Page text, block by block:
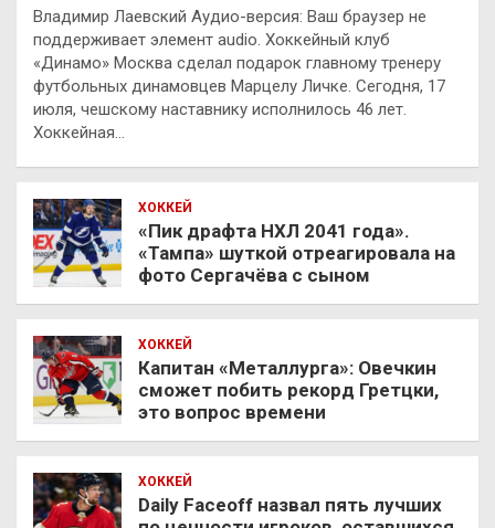
Владимир Лаевский Аудио-версия: Ваш браузер не
поддерживает элемент audio. Хоккейный клуб
«Динамо» Москва сделал подарок главному тренеру
футбольных динамовцев Марцелу Личке. Сегодня, 17
июля, чешскому наставнику исполнилось 46 лет.
Хоккейная…
ХОККЕЙ
«Пик драфта НХЛ 2041 года».
«Тампа» шуткой отреагировала на
фото Сергачёва с сыном
ХОККЕЙ
Капитан «Металлурга»: Овечкин
сможет побить рекорд Гретцки,
это вопрос времени
ХОККЕЙ
Daily Faceoff назвал пять лучших